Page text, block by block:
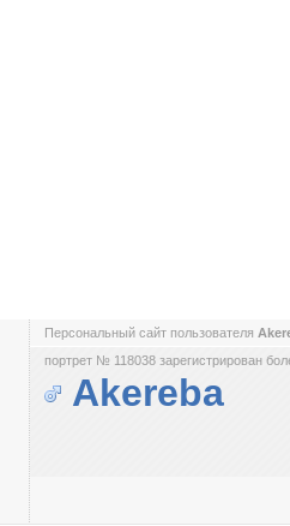
Персональный сайт пользователя
портрет № 118038 зарегистрирован
Akereba